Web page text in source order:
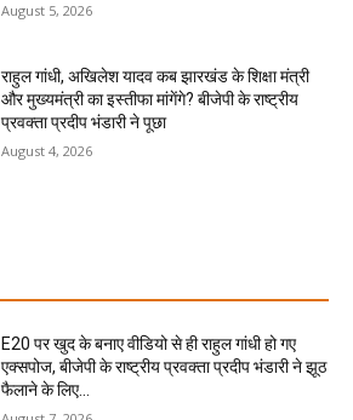
August 5, 2026
राहुल गांधी, अखिलेश यादव कब झारखंड के शिक्षा मंत्री
और मुख्यमंत्री का इस्तीफा मांगेंगे? बीजेपी के राष्ट्रीय
प्रवक्ता प्रदीप भंडारी ने पूछा
August 4, 2026
E20 पर खुद के बनाए वीडियो से ही राहुल गांधी हो गए
एक्सपोज, बीजेपी के राष्ट्रीय प्रवक्ता प्रदीप भंडारी ने झूठ
फैलाने के लिए...